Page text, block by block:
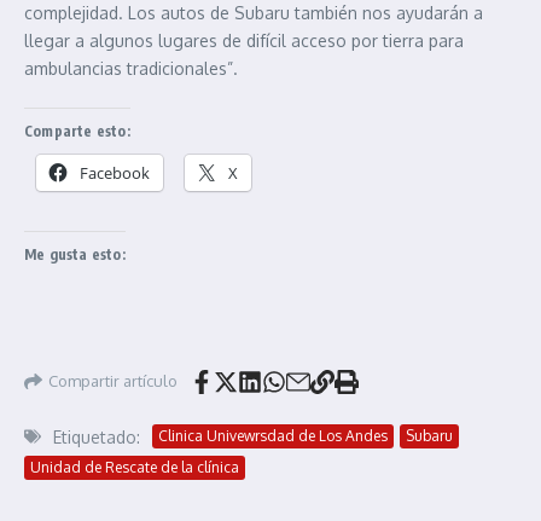
complejidad. Los autos de Subaru también nos ayudarán a
llegar a algunos lugares de difícil acceso por tierra para
ambulancias tradicionales”.
Comparte esto:
Facebook X
Me gusta esto:
Compartir artículo
Etiquetado: Clinica Univewrsdad de Los Andes
Subaru
Unidad de Rescate de la clínica